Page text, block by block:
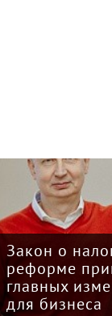
Закон о
реформе
главных
для бизнеса